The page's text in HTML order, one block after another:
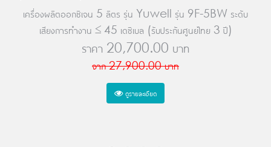
เครื่องผลิตออกซิเจน 5 ลิตร รุ่น Yuwell รุ่น 9F-5BW ระดับ
เสียงการทำงาน ≤ 45 เดซิเบล (รับประกันศูนย์ไทย 3 ปี)
ราคา 20,700.00 บาท
จาก27,900.00บาท
ดูรายละเอียด